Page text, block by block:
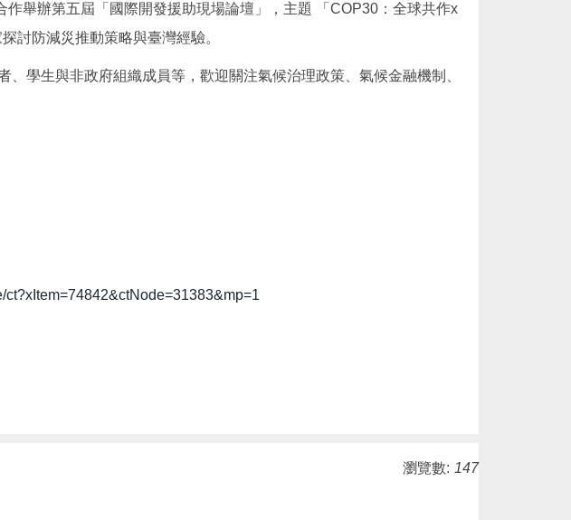
舉辦第五屆「國際開發援助現場論壇」，主題 「COP30：全球共作x
討防減災推動策略與臺灣經驗。
學生與非政府組織成員等，歡迎關注氣候治理政策、氣候金融機制、
ct?xItem=74842&ctNode=31383&mp=1
瀏覽數: 147